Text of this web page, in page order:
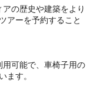
の歴史や建築をより
アーを予約すること
可能で、車椅子用の
ます。